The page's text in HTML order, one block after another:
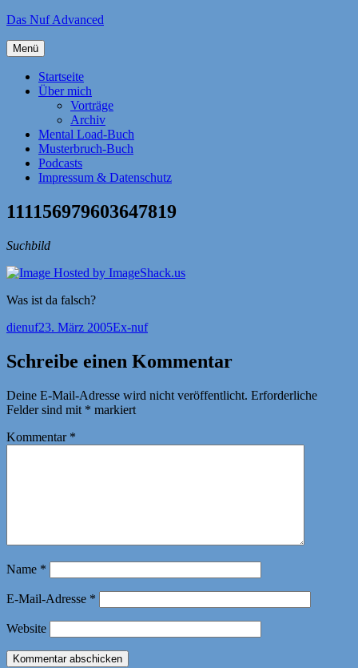
Zum
springen
Das Nuf Advanced
Menü
Startseite
Über mich
Vorträge
Archiv
Mental Load-Buch
Musterbruch-Buch
Podcasts
Impressum & Datenschutz
111156979603647819
Suchbild
Was ist da falsch?
Autor
dienufVeröffentlicht
23. März 2005Kategorien
Ex-nuf
Schreibe einen Kommentar
Deine E-Mail-Adresse wird nicht veröffentlicht. Erforderliche
Felder sind mit * markiert
Kommentar *
Name *
E-Mail-Adresse *
Website